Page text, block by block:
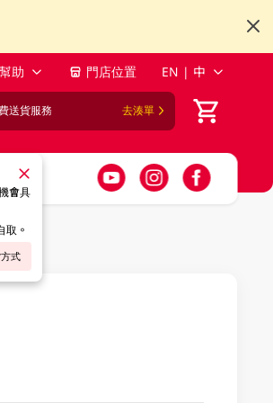
助 門店位置 EN | 中
送貨服務 去湊單
會具
取。
式